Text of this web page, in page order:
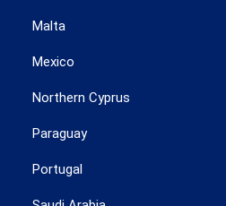
Malta
Mexico
Northern Cyprus
Paraguay
Portugal